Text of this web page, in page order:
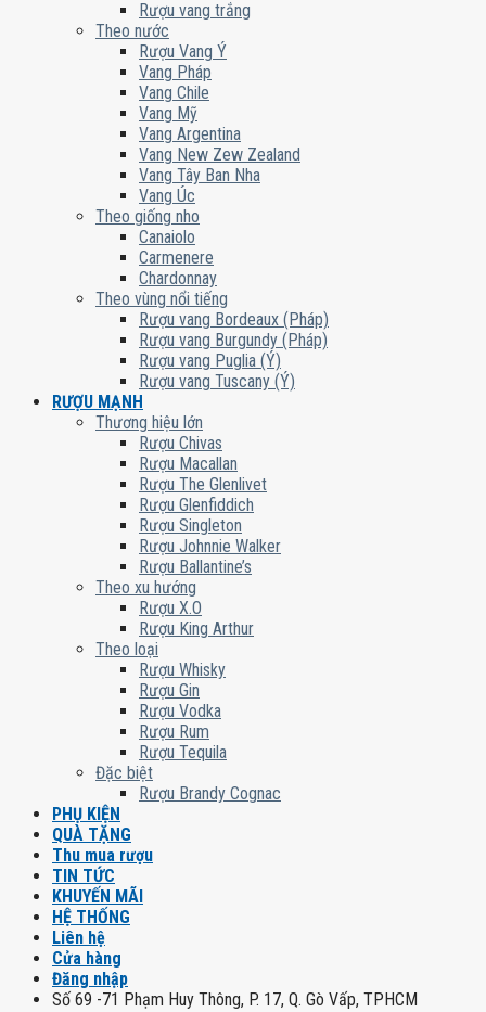
Rượu vang trắng
Theo nước
Rượu Vang Ý
Vang Pháp
Vang Chile
Vang Mỹ
Vang Argentina
Vang New Zew Zealand
Vang Tây Ban Nha
Vang Úc
Theo giống nho
Canaiolo
Carmenere
Chardonnay
Theo vùng nổi tiếng
Rượu vang Bordeaux (Pháp)
Rượu vang Burgundy (Pháp)
Rượu vang Puglia (Ý)
Rượu vang Tuscany (Ý)
RƯỢU MẠNH
Thương hiệu lớn
Rượu Chivas
Rượu Macallan
Rượu The Glenlivet
Rượu Glenfiddich
Rượu Singleton
Rượu Johnnie Walker
Rượu Ballantine’s
Theo xu hướng
Rượu X.O
Rượu King Arthur
Theo loại
Rượu Whisky
Rượu Gin
Rượu Vodka
Rượu Rum
Rượu Tequila
Đặc biệt
Rượu Brandy Cognac
PHỤ KIỆN
QUÀ TẶNG
Thu mua rượu
TIN TỨC
KHUYẾN MÃI
HỆ THỐNG
Liên hệ
Cửa hàng
Đăng nhập
Số 69 -71 Phạm Huy Thông, P. 17, Q. Gò Vấp, TPHCM